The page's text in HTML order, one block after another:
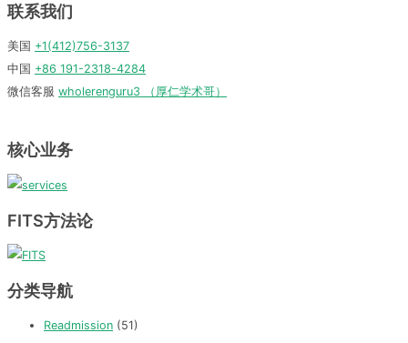
联系我们
美国 +1(412)756-3137
中国 +86 191-2318-4284
微信客服 wholerenguru3 （厚仁学术哥）
核心业务
FITS方法论
分类导航
Readmission (51)